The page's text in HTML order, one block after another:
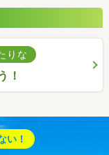
りな
！
い！